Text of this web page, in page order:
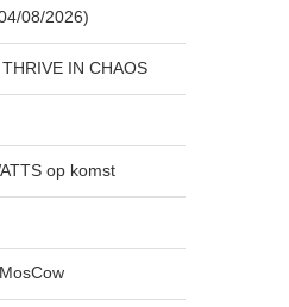
08/2026)
IN CHAOS
op komst